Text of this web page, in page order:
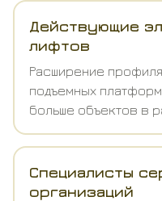
Действующие
лифтов
Расширение
подъемных
больше объектов в
Специалисты
организаций